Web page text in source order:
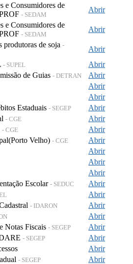
e Consumidores de
- SEDAM
Abrir
e Consumidores de
- SEDAM
Abrir
produtoras de soja -
Abrir
- SUPEL
Abrir
de Guias - DETRAN
Abrir
Abrir
Abrir
Estaduais - SEGEP
Abrir
- CGE
Abrir
- CGE
Abrir
Velho) - CGE
Abrir
Abrir
Abrir
Abrir
Escolar - SEDUC
Abrir
Abrir
- IDARON
Abrir
Abrir
Notas Fiscais - SEGEP
Abrir
- SEGEP
Abrir
Abrir
- SEGEP
Abrir